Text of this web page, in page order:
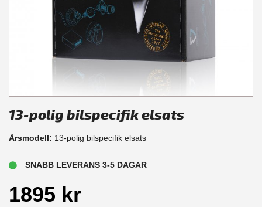
13-polig bilspecifik elsats
Årsmodell: 13-polig bilspecifik elsats
SNABB LEVERANS 3-5 DAGAR
1895 kr